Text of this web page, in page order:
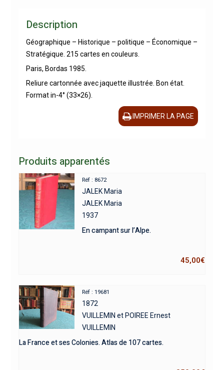
Description
Géographique – Historique – politique – Économique –
Stratégique. 215 cartes en couleurs.
Paris, Bordas 1985.
Reliure cartonnée avec jaquette illustrée. Bon état.
Format in-4° (33×26).
IMPRIMER LA PAGE
Produits apparentés
Réf : 8672
JALEK Maria
JALEK Maria
1937
En campant sur l’Alpe.
45,00€
Réf : 19681
1872
VUILLEMIN et POIREE Ernest
VUILLEMIN
La France et ses Colonies. Atlas de 107 cartes.